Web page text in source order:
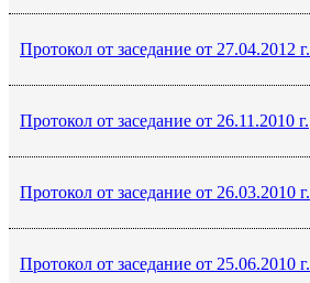
Протокол от заседание от 27.04.2012 г.
Протокол от заседание от 26.11.2010 г.
Протокол от заседание от 26.03.2010 г.
Протокол от заседание от 25.06.2010 г.